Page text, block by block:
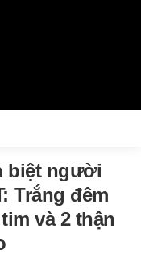
biệt người
Trắng đêm
và 2 thận